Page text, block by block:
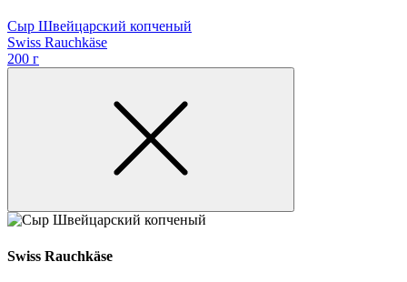
Сыр Швейцарский копченый
Swiss Rauchkäse
200 г
Swiss Rauchkäse